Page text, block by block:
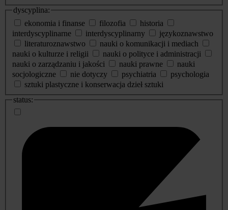
dyscyplina:
ekonomia i finanse
filozofia
historia
interdyscyplinarne
interdyscyplinarny
językoznawstwo
literaturoznawstwo
nauki o komunikacji i mediach
nauki o kulturze i religii
nauki o polityce i administracji
nauki o zarządzaniu i jakości
nauki prawne
nauki
socjologiczne
nie dotyczy psychiatria
psychologia
sztuki plastyczne i konserwacja dzieł sztuki
status: